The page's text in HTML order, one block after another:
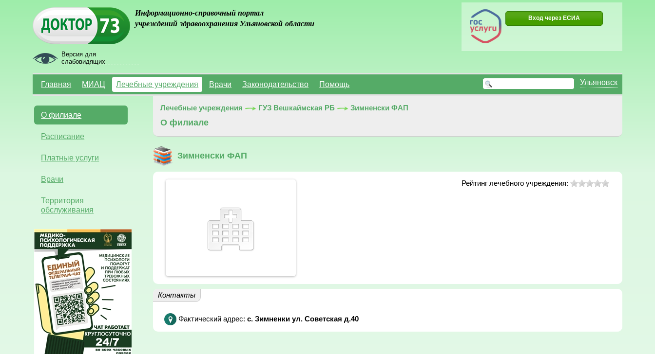
Версия для
слабовидящих
Информационно-справочный портал
учреждений здравоохранения Ульяновской области
Вход через ЕСИА
Ульяновск
Главная МИАЦ Лечебные учреждения Врачи Законодательство Помощь
О филиале
Расписание
Платные услуги
Врачи
Территория
обслуживания
Лечебные учреждения ГУЗ Вешкаймская РБ Зимненски ФАП
О филиале
Зимненски ФАП
Рейтинг лечебного учреждения:
Контакты
Фактический адрес: с. Зимненки ул. Советская д.40